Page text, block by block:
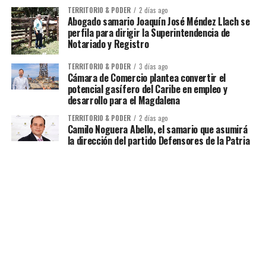
TERRITORIO & PODER 2 días ago
Abogado samario Joaquín José Méndez Llach se
perfila para dirigir la Superintendencia de
Notariado y Registro
TERRITORIO & PODER 3 días ago
Cámara de Comercio plantea convertir el
potencial gasífero del Caribe en empleo y
desarrollo para el Magdalena
TERRITORIO & PODER 2 días ago
Camilo Noguera Abello, el samario que asumirá
la dirección del partido Defensores de la Patria